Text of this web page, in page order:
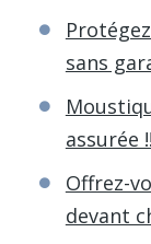
sans
assurée
Offrez-
devant